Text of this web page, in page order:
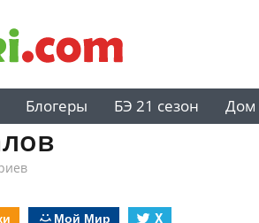
Блогеры БЭ 21 сезон Дом
Мой Мир X